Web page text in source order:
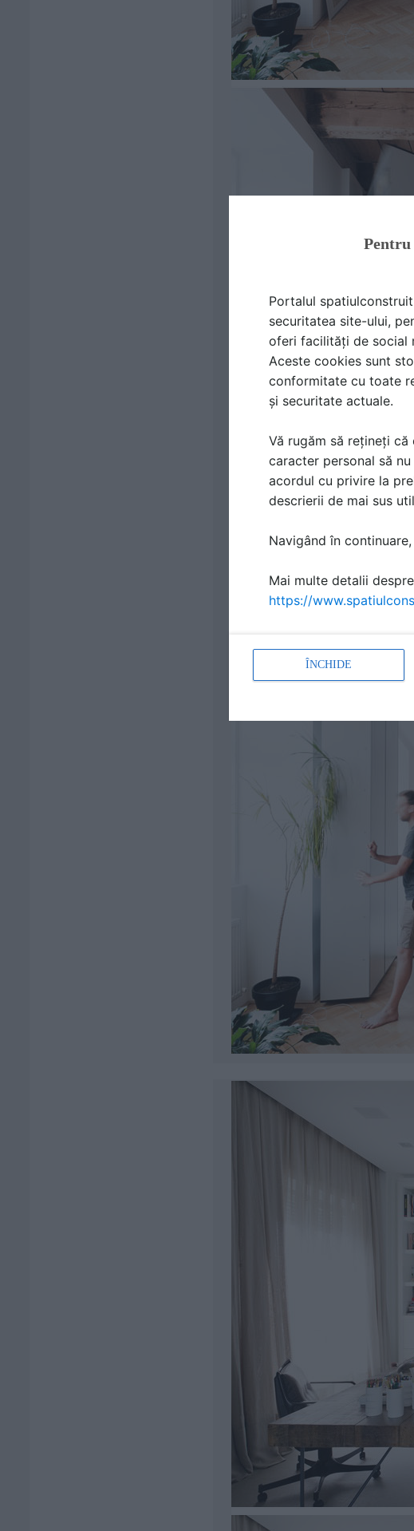
Pentru
Portalul
securitatea site-ului,
oferi facilități de social
Aceste cookies sunt
conformitate cu toate
și securitate actuale.
Vă rugăm să rețineți
caracter personal să
acordul cu privire la
descrierii de mai sus
Navigând în
Mai multe detalii
https://
ÎNCHIDE